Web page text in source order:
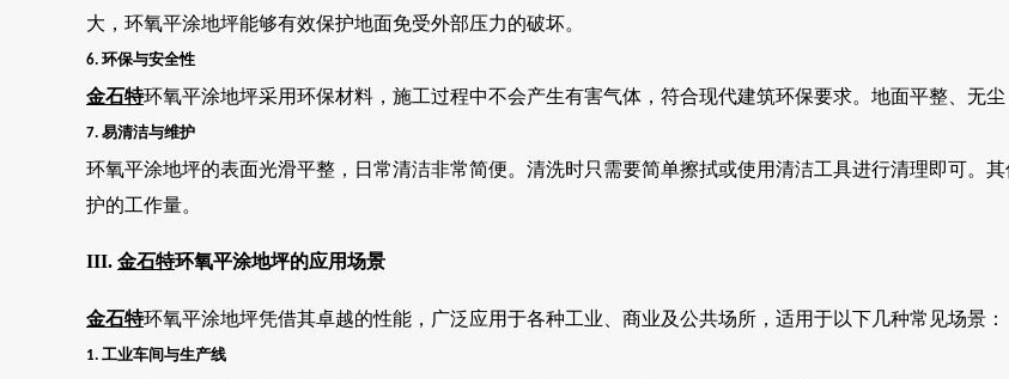
大，环氧平涂地坪能够有效保护地面免受外部压力的破坏。
6. 环保与安全性
金石特环氧平涂地坪采用环保材料，施工过程中不会产生有害气体，符合现代建筑环保要求。地面平整、无
7. 易清洁与维护
环氧平涂地坪的表面光滑平整，日常清洁非常简便。清洗时只需要简单擦拭或使用清洁工具进行清理即可。
护的工作量。
III. 金石特环氧平涂地坪的应用场景
金石特环氧平涂地坪凭借其卓越的性能，广泛应用于各种工业、商业及公共场所，适用于以下几种常见场景：
1. 工业车间与生产线